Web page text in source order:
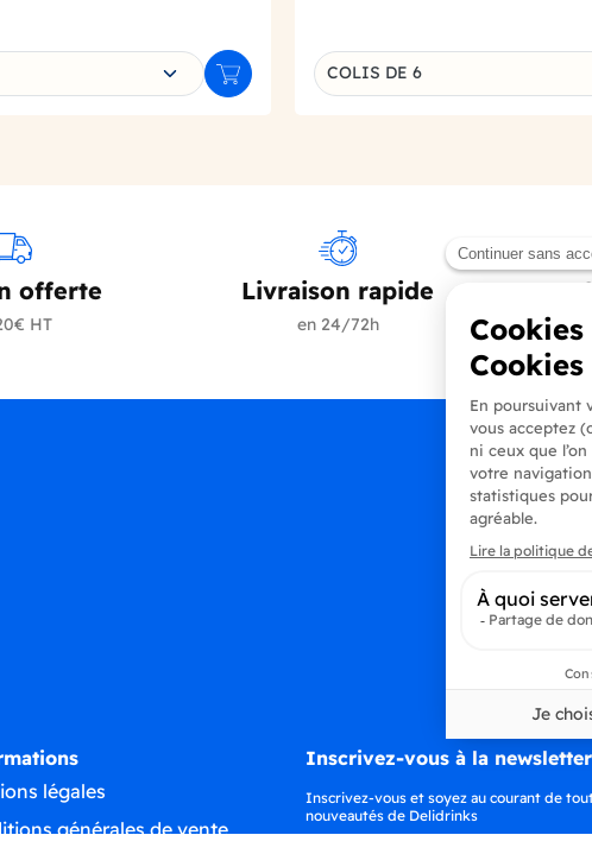
Ajouter au panier
Choisissez une déclinaison
COLIS DE 6
offerte
HT
Livraison rapide
en 24/72h
légales
générales de vente
Inscrivez-vous à la newsletter
Inscrivez-vous et soyez au courant de
nouveautés de Delidrinks